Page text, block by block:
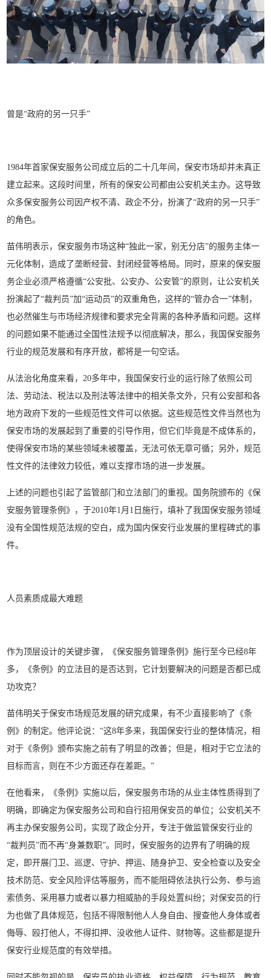
曾是“政府的另一只手”
1984年首家保安服务公司成立后的二十几年间，保安市场却并未真正
建立起来。这段时间里，所有的保安公司都由公安机关主办。这导致
众多保安服务公司因产权不清、政企不分，扮演了“政府的另一只手”
的角色。
苗伟明表示，保安服务市场这种“独此一家，别无分店”的服务主体一
元化体制，造成了垄断经营、封闭经营等格局。同时，原来的保安服
务企业必须严格遵循“公安批、公安办、公安管”的原则，让公安机关
扮演起了“裁判员”加“运动员”的双重角色，这样的“管办合一”体制，
也必然催生与市场经济规律和要求完全背离的各种矛盾和问题。这样
的问题如果不能通过全国性法规予以彻底解决，那么，我国保安服务
行业的规范发展和有序开放，都将是一句空话。
从法治化角度来看，20多年中，我国保安行业的运行除了依照公司
法、劳动法、税法以及刑法等法律中的相关条文外，只有公安部和各
地方政府下发的一些规范性文件可以依据。这些规范性文件当然也为
保安市场的发展起到了重要的引导作用，但它们毕竟是不成体系的，
使得保安市场的某些领域未被覆盖，无法可依无章可循；另外，规范
性文件的法律效力较低，难以支撑市场的进一步发展。
上述的问题也引起了监管部门和立法部门的重视。国务院颁布的《保
安服务管理条例》，于2010年1月1日施行，填补了我国保安服务领域
没有全国性规范法规的空白，成为国内保安行业发展的里程碑式的事
件。
人员素质成最大难题
作为顶层设计的关键步骤，《保安服务管理条例》施行至今已经8年
多，《条例》的立法目的是否达到，它计划要解决的问题是否都已成
功攻克？
苗伟明关于保安市场规范发展的研究成果，有不少直接影响了《条
例》的制定。他评论说：“这8年多来，我国保安行业的整体情况，相
对于《条例》颁布实施之前有了明显的改善；但是，相对于它立法的
目标而言，则在不少方面还存在差距。”
在他看来，《条例》实施以后，保安服务市场的从业主体性质得到了
明确，即确定为保安服务公司和自行招用保安员的单位；公安机关不
再主办保安服务公司，实现了政企分开，专注于做监管保安行业的
“裁判员”而不再“身兼数职”。同时，保安服务的边界有了明确的规
定，即开展门卫、巡逻、守护、押运、随身护卫、安全检查以及安全
技术防范、安全风险评估等服务，而不能阻碍依法执行公务、参与追
索债务、采用暴力或者以暴力相威胁的手段处置纠纷；对保安员的行
为也做了具体规范，包括不得限制他人人身自由、搜查他人身体或者
侮辱、殴打他人，不得扣押、没收他人证件、财物等。这些都是提升
保安行业规范度的有效举措。